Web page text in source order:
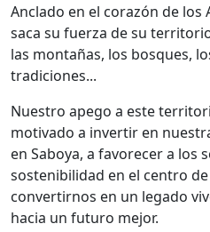
Anclado en el corazón de los
saca su fuerza de su
las montañas, los bosques,
tradiciones...
Nuestro apego a este
motivado a invertir en
en Saboya, a favorecer a los
sostenibilidad en el centro
convertirnos en un legado
hacia un futuro mejor.